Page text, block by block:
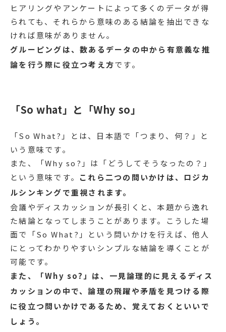
ヒアリングやアンケートによって多くのデータが得
られても、それらから意味のある結論を抽出できな
ければ意味がありません。
グルーピングは、数あるデータの中から有意義な推
論を行う際に役立つ考え方です。
「So what」と「Why so」
「So What?」とは、日本語で「つまり、何？」と
いう意味です。
また、「Why so?」は「どうしてそうなったの？」
という意味です。 これら二つの問いかけは、ロジカ
ルシンキングで重視されます。
会議やディスカッションが長引くと、本題から逸れ
た結論となってしまうことがあります。こうした場
面で「So What?」という問いかけを行えば、他人
にとってわかりやすいシンプルな結論を導くことが
可能です。
また、「Why so?」は、一見論理的に見えるディス
カッションの中で、論理の飛躍や矛盾を見つける際
に役立つ問いかけであるため、覚えておくといいで
しょう。